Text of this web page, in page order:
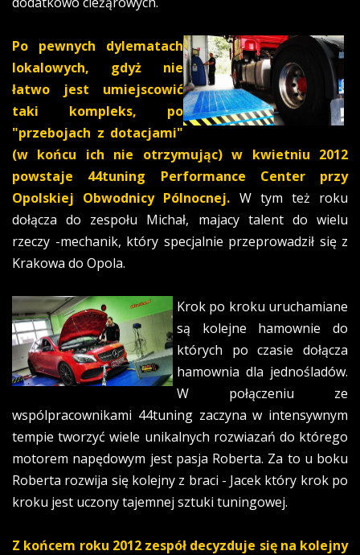
Po pewnych dylematach
lokalowych, gdyż nie
łatwo jest umiejscowić
taki kompleks, po
"przebojach z dotacjami"
(w końcu ich nie otrzymując) w kwietniu 2012
powstaje 44tuning Performance Center przy
Opolskiej Obwodnicy Pólnocnej. W tym też roku
dołącza do zespołu Michał, majacy talent do wielu
rzeczy -mechanik, który specjalnie przeprowadził się z
Krakowa do Opola.
Krok po kroku uruchamiane
są kolejne hamownie do
których po czasie dołącza
hamownia dla jednośladów.
W połączeniu ze
wspólpracownikami 44tuning zaczyna w intensywnym
tempie tworzyć wiele unikalnych rozwiazań do którego
motorem napędowym jest pasja Roberta. Za to u boku
Roberta rozwija się kolejny z braci - Jacek który krok po
kroku jest uczony tajemnej sztuki tuningowej.
Z końcem roku 2012 zespół decyzduje się na kolejny